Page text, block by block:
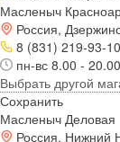
Масленыч
Россия,
8 (831) 219-93-10
пн-вс 8.00 - 20.00
Выбрать другой
Сохранить
Масленыч Деловая
Россия, Нижний